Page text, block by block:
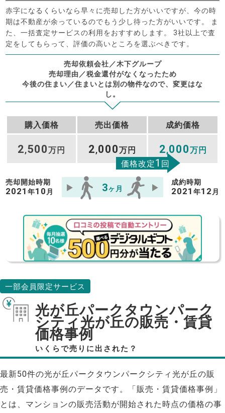
赤字になるくらいなら早々に売却した方がいいですが、今の時
期は不動産が余っているのでもう少し待った方がいいです。 ま
た、一括査定サービスの利用をおすすめします。 3社以上で査
定をしてもらって、評価の高いところを選ぶべきです。
売却依頼会社／木下グループ
売却理由／税金還付がなくなったため
今後の住まい／住まいとは別の物件なので、変更はな
し。
購入価格 売出価格 成約価格
2,500万円 2,000万円 2,000万円
価格改定1 回
売却開始時期
2021年10 月 3ヶ月
成約時期
2021 年12 月
一部会員限定サービス
光が丘パークタウンパーク
シティ光が丘の販売・賃貸
価格事例
いくらで売りに出された？
最新50件の光が丘パークタウンパークシティ光が丘の販
売・賃貸価格事例のデータです。「販売・賃貸価格事例」
とは、マンションの販売活動が開始された時点の価格の事